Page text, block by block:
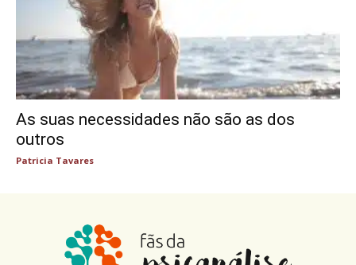
As suas necessidades não são as dos
outros
Patricia Tavares